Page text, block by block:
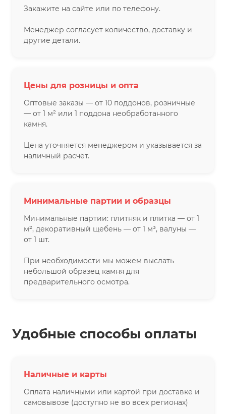
Закажите на сайте или по телефону.
Менеджер согласует количество, доставку и
другие детали.
Цены для розницы и опта
Оптовые заказы — от 10 поддонов, розничные
— от 1 м² или 1 поддона необработанного
камня.
Цена уточняется менеджером и указывается за
наличный расчёт.
Минимальные партии и образцы
Минимальные партии: плитняк и плитка — от 1
м², декоративный щебень — от 1 м³, валуны —
от 1 шт.
При необходимости мы можем выслать
небольшой образец камня для
предварительного осмотра.
Удобные способы оплаты
Наличные и карты
Оплата наличными или картой при доставке и
самовывозе (доступно не во всех регионах)